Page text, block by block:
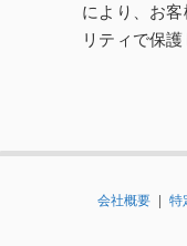
により、お
リティで保護
会社概要 | 特